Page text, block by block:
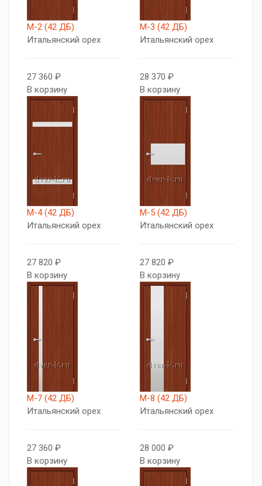
М-2 (42 ДБ)
Итальянский орех
27 360 ₽
В корзину
М-3 (42 ДБ)
Итальянский орех
28 370 ₽
В корзину
М-4 (42 ДБ)
Итальянский орех
27 820 ₽
В корзину
М-5 (42 ДБ)
Итальянский орех
27 820 ₽
В корзину
М-7 (42 ДБ)
Итальянский орех
27 360 ₽
В корзину
М-8 (42 ДБ)
Итальянский орех
28 000 ₽
В корзину